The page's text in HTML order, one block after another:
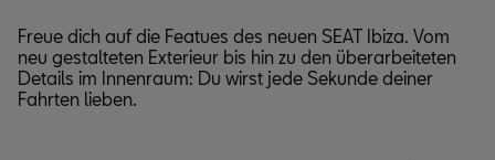
Freue dich auf die Featues des neuen SEAT Ibiza. Vom
neu gestalteten Exterieur bis hin zu den überarbeiteten
Details im Innenraum: Du wirst jede Sekunde deiner
Fahrten lieben.